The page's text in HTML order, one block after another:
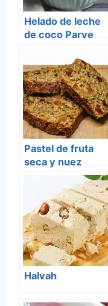
Helado de leche
de coco Parve
Pastel de fruta
seca y nuez
Halvah